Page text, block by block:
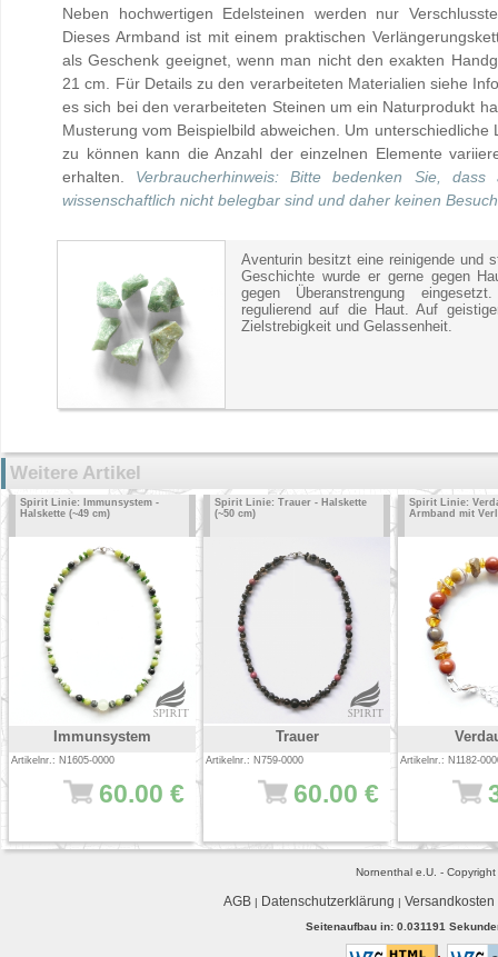
Neben hochwertigen Edelsteinen werden nur
Dieses Armband ist mit einem praktischen
als Geschenk geeignet, wenn man nicht den exakten
21 cm. Für Details zu den verarbeiteten Materialien siehe
es sich bei den verarbeiteten Steinen um ein Naturprodukt
Musterung vom Beispielbild abweichen. Um
zu können kann die Anzahl der einzelnen Elemente
erhalten. Verbraucherhinweis: Bitte bedenken Sie, dass
wissenschaftlich nicht belegbar sind und daher keinen
Aventurin besitzt eine reinigende und
Geschichte wurde er gerne gegen
gegen Überanstrengung
regulierend auf die Haut. Auf
Zielstrebigkeit und Gelassenheit.
Weitere Artikel
Spirit Linie: Immunsystem -
Halskette (~49 cm)
Immunsystem
Artikelnr.: N1605-0000
60.00 €
Spirit Linie: Trauer - Halskette
(~50 cm)
Trauer
Artikelnr.: N759-0000
60.00 €
Spirit Linie:
Armband mit
Artikelnr.: N1182-
Nornenthal e.U. -
AGB| Datenschutzerklärung | Versandkosten
Seitenaufbau in: 0.031191